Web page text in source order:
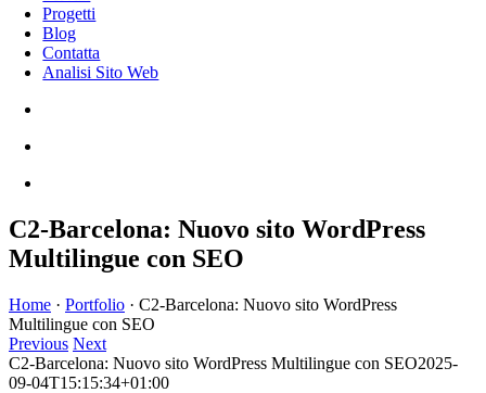
Progetti
Blog
Contatta
Analisi Sito Web
C2-Barcelona: Nuovo sito WordPress
Multilingue con SEO
Home · Portfolio · C2-Barcelona: Nuovo sito WordPress
Multilingue con SEO
Previous Next
C2-Barcelona: Nuovo sito WordPress Multilingue con SEO2025-
09-04T15:15:34+01:00